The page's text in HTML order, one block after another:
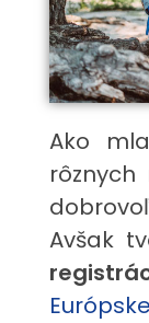
Ako
Avšak